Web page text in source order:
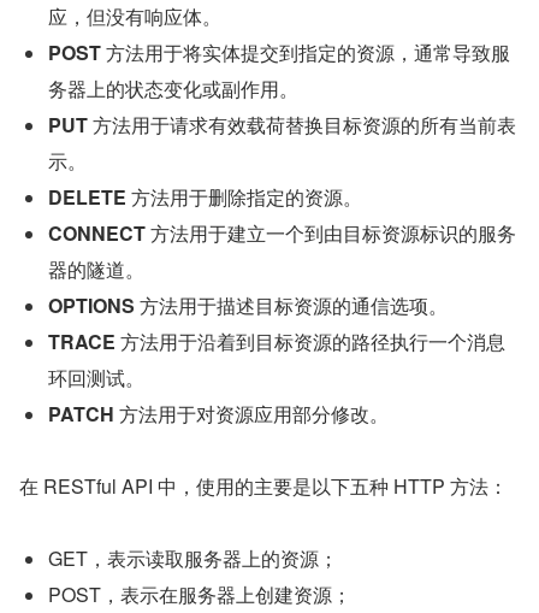
应，但没有响应体。
POST 方法用于将实体提交到指定的资源，通常导致服
务器上的状态变化或副作用。
PUT 方法用于请求有效载荷替换目标资源的所有当前表
示。
DELETE 方法用于删除指定的资源。
CONNECT 方法用于建立一个到由目标资源标识的服务
器的隧道。
OPTIONS 方法用于描述目标资源的通信选项。
TRACE 方法用于沿着到目标资源的路径执行一个消息
环回测试。
PATCH 方法用于对资源应用部分修改。
在 RESTful API 中，使用的主要是以下五种 HTTP 方法：
GET，表示读取服务器上的资源；
POST，表示在服务器上创建资源；